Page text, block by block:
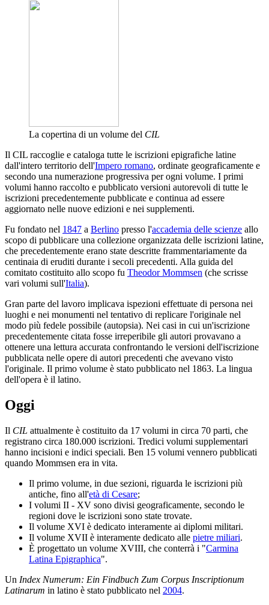
La copertina di un volume del CIL
Il CIL raccoglie e cataloga tutte le iscrizioni epigrafiche latine
dall'intero territorio dell'Impero romano, ordinate geograficamente e
secondo una numerazione progressiva per ogni volume. I primi
volumi hanno raccolto e pubblicato versioni autorevoli di tutte le
iscrizioni precedentemente pubblicate e continua ad essere
aggiornato nelle nuove edizioni e nei supplementi.
Fu fondato nel 1847 a Berlino presso l'accademia delle scienze allo
scopo di pubblicare una collezione organizzata delle iscrizioni latine,
che precedentemente erano state descritte frammentariamente da
centinaia di eruditi durante i secoli precedenti. Alla guida del
comitato costituito allo scopo fu Theodor Mommsen (che scrisse
vari volumi sull'Italia).
Gran parte del lavoro implicava ispezioni effettuate di persona nei
luoghi e nei monumenti nel tentativo di replicare l'originale nel
modo più fedele possibile (autopsia). Nei casi in cui un'iscrizione
precedentemente citata fosse irreperibile gli autori provavano a
ottenere una lettura accurata confrontando le versioni dell'iscrizione
pubblicata nelle opere di autori precedenti che avevano visto
l'originale. Il primo volume è stato pubblicato nel 1863. La lingua
dell'opera è il latino.
Oggi
Il CIL attualmente è costituito da 17 volumi in circa 70 parti, che
registrano circa 180.000 iscrizioni. Tredici volumi supplementari
hanno incisioni e indici speciali. Ben 15 volumi vennero pubblicati
quando Mommsen era in vita.
Il primo volume, in due sezioni, riguarda le iscrizioni più
antiche, fino all'età di Cesare;
I volumi II - XV sono divisi geograficamente, secondo le
regioni dove le iscrizioni sono state trovate.
Il volume XVI è dedicato interamente ai diplomi militari.
Il volume XVII è interamente dedicato alle pietre miliari.
È progettato un volume XVIII, che conterrà i "Carmina
Latina Epigraphica".
Un Index Numerum: Ein Findbuch Zum Corpus Inscriptionum
Latinarum in latino è stato pubblicato nel 2004.